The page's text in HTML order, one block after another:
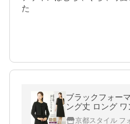
た
ブラックフォー
ング丈 ロング ワ
50代 大きいサイ
京都スタイル フ